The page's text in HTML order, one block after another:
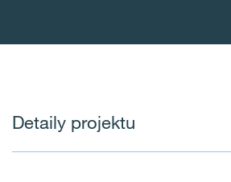
Detaily projektu